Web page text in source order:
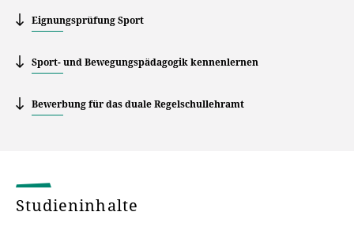
Eignungsprüfung Sport
Sport- und Bewegungspädagogik kennenlernen
Bewerbung für das duale Regelschullehramt
Studieninhalte